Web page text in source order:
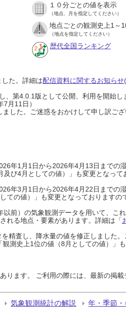
１０分ごとの値を表示
（地点、月を指定してください）
地点ごとの観測史上1～
（地点を指定してください）
歴代全国ランキング
た。詳細は配信資料に関するお知らせ
第4.0.1版として公開、利用を開始
月11日）
した。ご迷惑をおかけして申し訳ご
年1月1日から2026年4月13日までの
び4月としての値）」も変更となって
年3月1日から2026年4月22日までの
ての値）」も変更となっております
前）の気象観測データを用いて、こ
れる地点・要素があります。詳細は「
精査し、降水量の値を修正しました
測史上1位の値（8月としての値）」
ます。 ご利用の際には、最新の掲
気象観測統計の解説 年・季節